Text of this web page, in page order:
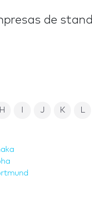
de stand
H J K